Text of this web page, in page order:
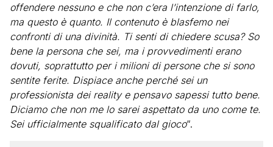
offendere nessuno e che non c’era l’intenzione di farlo,
ma questo è quanto. Il contenuto è blasfemo nei
confronti di una divinità. Ti senti di chiedere scusa? So
bene la persona che sei, ma i provvedimenti erano
dovuti, soprattutto per i milioni di persone che si sono
sentite ferite. Dispiace anche perché sei un
professionista dei reality e pensavo sapessi tutto bene.
Diciamo che non me lo sarei aspettato da uno come te.
Sei ufficialmente squalificato dal gioco“.